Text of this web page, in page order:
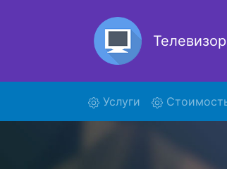
Услуги (current)